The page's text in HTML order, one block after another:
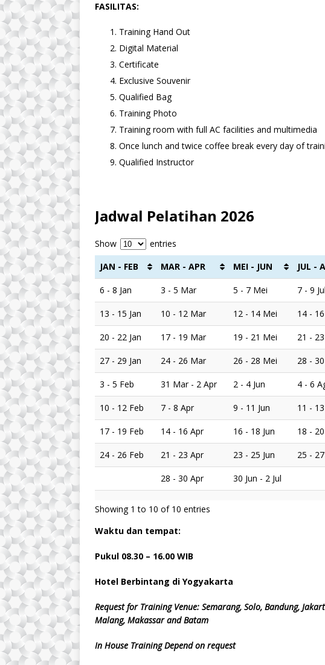
FASILITAS:
Training Hand Out
Digital Material
Certificate
Exclusive Souvenir
Qualified Bag
Training Photo
Training room with full AC facilities and multimedia
Once lunch and twice coffee break every day of
Qualified Instructor
Jadwal Pelatihan 2026
Show entries
JAN - FEB
MAR - APR MEI - JUN JUL -
6 - 8 Jan 3 - 5 Mar 5 - 7 Mei 7 - 9 Jul
13 - 15 Jan 10 - 12 Mar 12 - 14 Mei 14 - 16
20 - 22 Jan 17 - 19 Mar 19 - 21 Mei 21 - 23
27 - 29 Jan 24 - 26 Mar 26 - 28 Mei 28 - 30
3 - 5 Feb 31 Mar - 2 Apr 2 - 4 Jun 4 - 6
10 - 12 Feb 7 - 8 Apr 9 - 11 Jun 11 -
17 - 19 Feb 14 - 16 Apr 16 - 18 Jun 18 -
24 - 26 Feb 21 - 23 Apr 23 - 25 Jun 25 -
28 - 30 Apr 30 Jun - 2 Jul
Showing 1 to 10 of 10 entries
Waktu dan tempat:
Pukul 08.30 – 16.00 WIB
Hotel Berbintang di Yogyakarta
Request for Training Venue: Semarang, Solo, Bandung,
Malang, Makassar and Batam
In House Training Depend on request